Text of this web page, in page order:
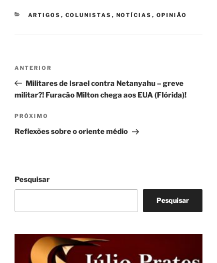
CATEGORIAS
ARTIGOS , COLUNISTAS , NOTÍCIAS , OPINIÃO
Post
Post
anterior
ANTERIOR
Militares de Israel contra Netanyahu – greve
militar?! Furacão Milton chega aos EUA (Flórida)!
Próximo
post
PRÓXIMO
Reflexões sobre o oriente médio
Pesquisar
Pesquisar